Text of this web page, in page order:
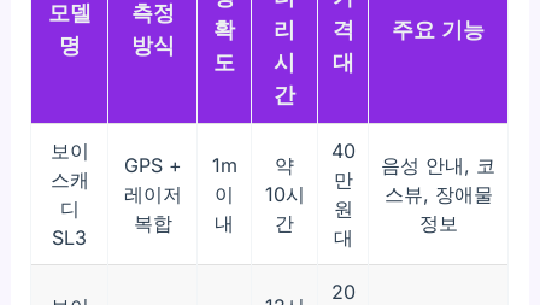
모델
명
측정
방식
확
도
리
시
간
격
대
주요 기능
보이
스캐
디
SL3
GPS +
레이저
복합
1m
이
내
약
10시
간
40
만
원
대
음성 안내, 코
스뷰, 장애물
정보
20